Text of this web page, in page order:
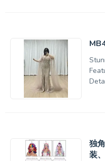
独
装